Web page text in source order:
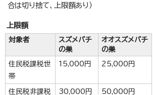
合は切り捨て、上限額あり）
上限額
対象者
スズメバチ
の巣
オオスズメバチ
の巣
住民税課税世
帯
15,000円 25,000円
住民税非課税 30,000円 50,000円